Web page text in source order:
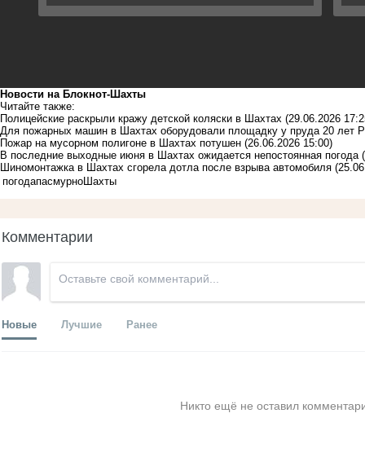
Новости на Блoкнoт-Шахты
Читайте также:
Полицейские раскрыли кражу детской коляски в Шахтах (29.06.2026
Для пожарных машин в Шахтах оборудовали площадку у пруда 20 лет
Пожар на мусорном полигоне в Шахтах потушен (26.06.2026 15:00)
В последние выходные июня в Шахтах ожидается непостоянная погода
Шиномонтажка в Шахтах сгорела дотла после взрыва автомобиля
погодапасмурноШахты
Комментарии
Новые Лучшие Ранее
Никто ещё не оставил